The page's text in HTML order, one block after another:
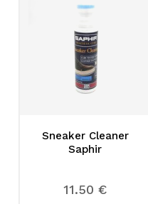
Sneaker Cleaner
Saphir
11.50 €